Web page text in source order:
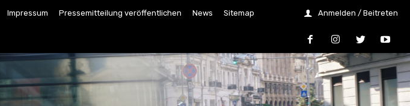
Impressum Pressemitteilung veröffentlichen News Sitemap Anmelden / Beitreten